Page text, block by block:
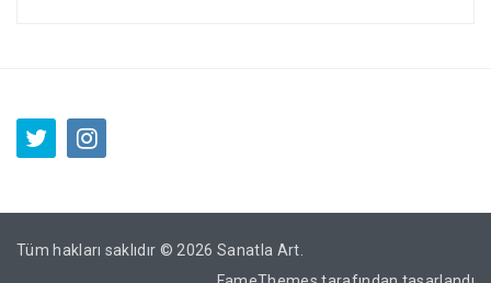
Tüm hakları saklıdır © 2026 Sanatla Art